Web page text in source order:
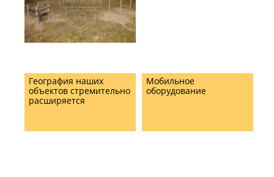
География наших
объектов стремительно
расширяется
Мобильное
оборудование